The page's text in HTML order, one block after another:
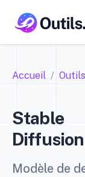
Accueil Outils
Stable
Diffusion
Modèle de